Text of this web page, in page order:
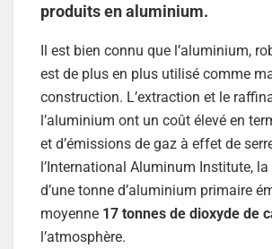
produits en aluminium.
Il est bien connu que l’aluminium,
est de plus en plus utilisé comme
construction. L’extraction et le
l’aluminium ont un coût élevé en
et d’émissions de gaz à effet de
l’International Aluminum Institute,
d’une tonne d’aluminium primaire
moyenne 17 tonnes de dioxyde de
l’atmosphère.